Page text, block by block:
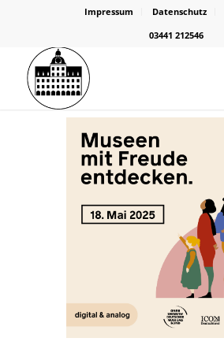
Impressum Datenschutz
03441 212546